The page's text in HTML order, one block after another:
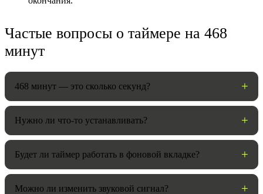
Звуки:
Частые вопросы о таймере на 468
минут
468 минут — это сколько секунд?
Нужно ли что-то устанавливать?
Будет ли таймер работать в фоновой вкладке?
Можно ли изменить звуковой сигнал?